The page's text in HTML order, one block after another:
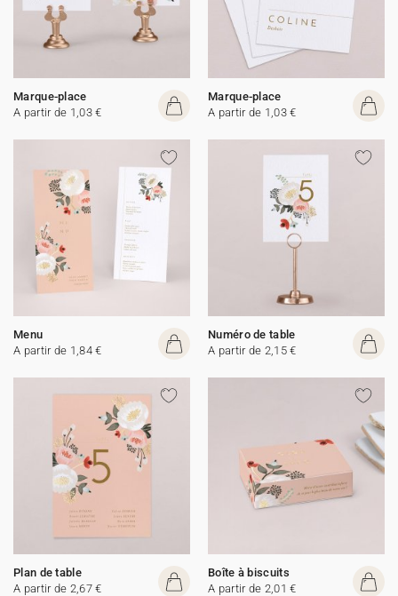
Marque-place
A partir de 1,03 €
Marque-place
A partir de 1,03 €
Menu
A partir de 1,84 €
Numéro de table
A partir de 2,15 €
Plan de table
A partir de 2,67 €
Boîte à biscuits
A partir de 2,01 €